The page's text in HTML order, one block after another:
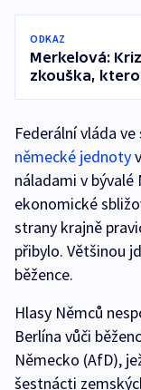
ODKAZ
Merkelová:
zkouška,
Federální vláda
německé jednoty
náladami v
ekonomické
strany krajně
přibylo. Většinou
běžence.
Hlasy Němců
Berlína vůči
Německo (AfD),
šestnácti